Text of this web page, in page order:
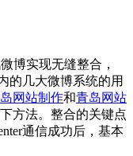
博实现无缝整合，
的几大微博系统的用
网站制作和青岛网站
方法。整合的关键点
通信成功后，基本